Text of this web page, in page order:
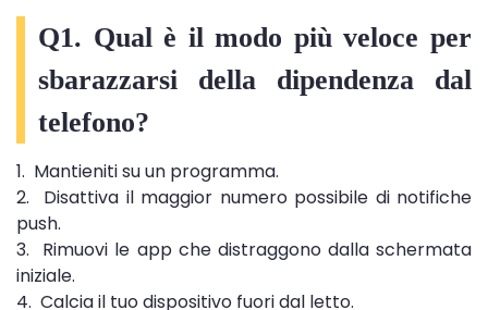
Q1. Qual è il modo più veloce per
sbarazzarsi della dipendenza dal
telefono?
1. Mantieniti su un programma.
2. Disattiva il maggior numero possibile di notifiche
push.
3. Rimuovi le app che distraggono dalla schermata
iniziale.
4. Calcia il tuo dispositivo fuori dal letto.